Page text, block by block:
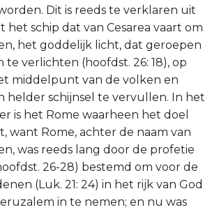
Dit is reeds te verklaren uit
het schip dat van Cesarea vaart om
het goddelijk licht, dat geroepen
te verlichten (hoofdst. 26: 18), op
middelpunt van de volken en
helder schijnsel te vervullen. In het
is het Rome waarheen het doel
want Rome, achter de naam van
was reeds lang door de profetie
26-28) bestemd om voor de
(Luk. 21: 24) in het rijk van God
in te nemen; en nu was